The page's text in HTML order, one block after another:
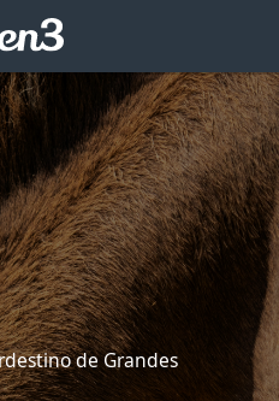
de Grandes